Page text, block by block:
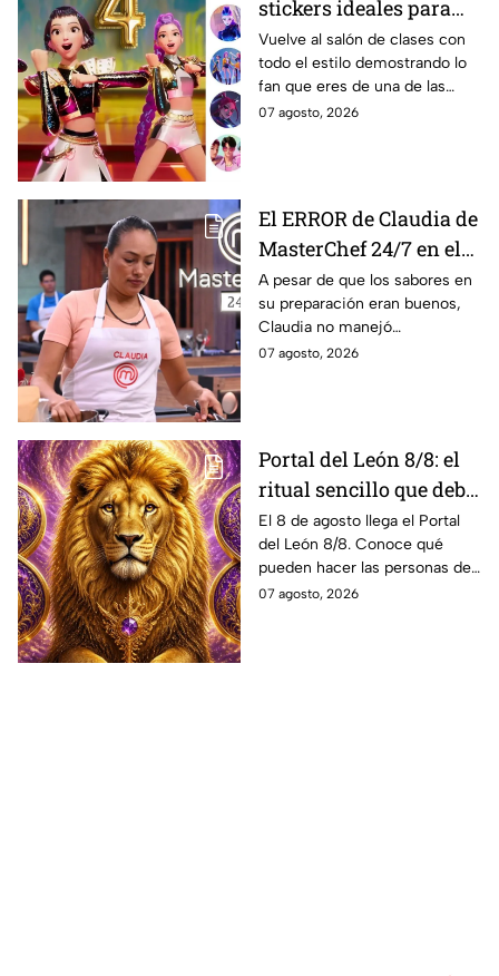
stickers ideales para
decorar tu estuche este
regreso a clases 2026;
lucirás como toda una
guerrera Huntrix
Vuelve al salón de clases con
todo el estilo demostrando lo
fan que eres de una de las
películas más icónicas de
07 agosto, 2026
El ERROR de Claudia de
MasterChef 24/7 en el
reto de la pizza que casi
le cuesta un delantal
negro
A pesar de que los sabores en
su preparación eran buenos,
Claudia no manejó
correctamente un ingrediente
07 agosto, 2026
Portal del León 8/8: el
ritual sencillo que debe
hacer cada signo este 8
de agosto para atraer la
abundancia
El 8 de agosto llega el Portal
del León 8/8. Conoce qué
pueden hacer las personas de
cada signo del zodiaco para
07 agosto, 2026